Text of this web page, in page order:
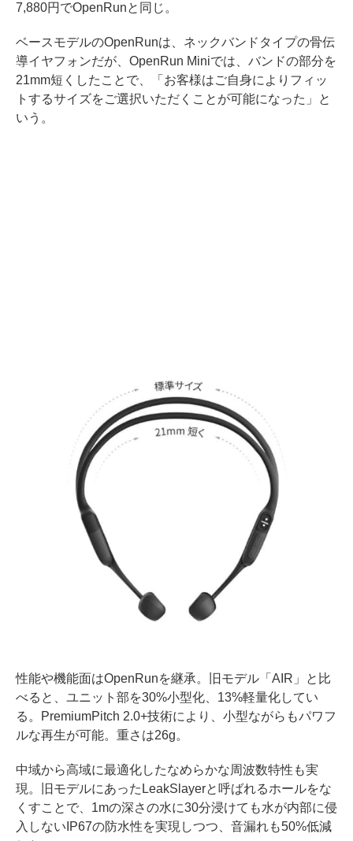
7,880円でOpenRunと同じ。
ベースモデルのOpenRunは、ネックバンドタイプの骨伝
導イヤフォンだが、OpenRun Miniでは、バンドの部分を
21mm短くしたことで、「お客様はご自身によりフィッ
トするサイズをご選択いただくことが可能になった」と
いう。
性能や機能面はOpenRunを継承。旧モデル「AIR」と比
べると、ユニット部を30%小型化、13%軽量化してい
る。PremiumPitch 2.0+技術により、小型ながらもパワフ
ルな再生が可能。重さは26g。
中域から高域に最適化したなめらかな周波数特性も実
現。旧モデルにあったLeakSlayerと呼ばれるホールをな
くすことで、1mの深さの水に30分浸けても水が内部に侵
入しないIP67の防水性を実現しつつ、音漏れも50%低減